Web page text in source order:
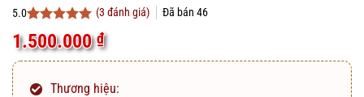
5.0
5.0trên 5
dựa trên
3
đánh giá
(3 đánh giá) Đã bán 46
1.500.000₫
Thương hiệu: